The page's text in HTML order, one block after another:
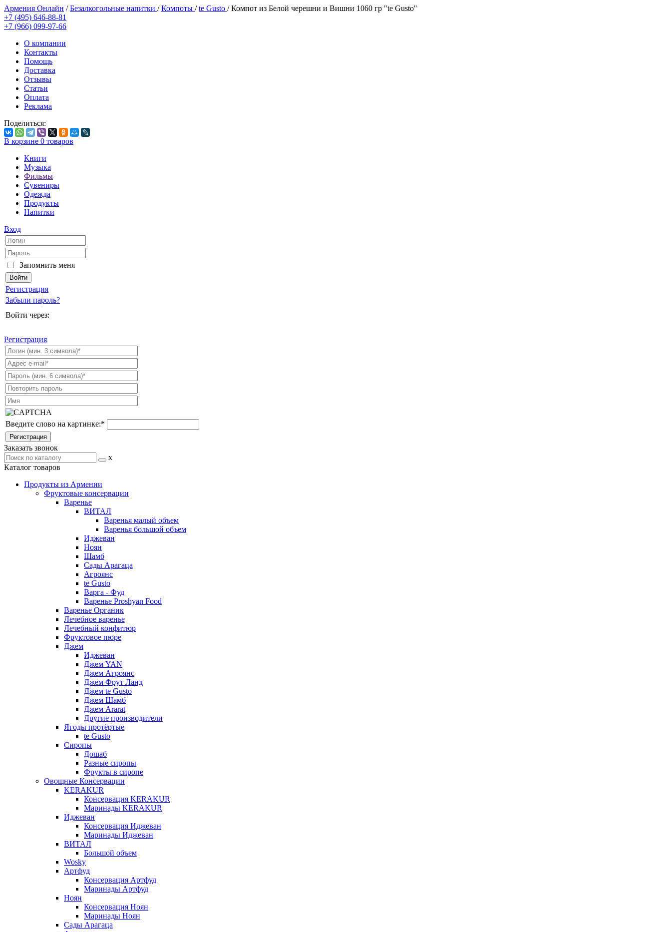
Армения Онлайн /Безалкогольные напитки /Компоты /te Gusto /Компот из Белой черешни и Вишни 1060 гр "te Gusto"
+7 (495) 646-88-81
+7 (966) 099-97-66
О компании
Контакты
Помощь
Доставка
Отзывы
Статьи
Оплата
Реклама
Поделиться:
В корзине 0 товаров
Книги
Музыка
Фильмы
Сувениры
Одежда
Продукты
Напитки
Вход
Запомнить меня
Регистрация
Забыли пароль?
Войти через:
Регистрация
Введите слово на картинке:*
Заказать звонок
x
Каталог товаров
Продукты из Армении
Фруктовые консервации
Варенье
ВИТАЛ
Варенья малый объем
Варенья большой объем
Иджеван
Ноян
Шамб
Сады Арагаца
Агроянс
te Gusto
Варга - Фуд
Варенье Proshyan Food
Варенье Органик
Лечебное варенье
Лечебный конфитюр
Фруктовое пюре
Джем
Иджеван
Джем YAN
Джем Агроянс
Джем Фрут Ланд
Джем te Gusto
Джем Шамб
Джем Ararat
Другие производители
Ягоды протёртые
te Gusto
Сиропы
Дошаб
Разные сиропы
Фрукты в сиропе
Овощные Консервации
KERAKUR
Консервация KERAKUR
Маринады KERAKUR
Иджеван
Консервация Иджеван
Маринады Иджеван
ВИТАЛ
Большой объем
Wosky
Артфуд
Консервация Артфуд
Маринады Артфуд
Ноян
Консервация Ноян
Маринады Ноян
Сады Арагаца